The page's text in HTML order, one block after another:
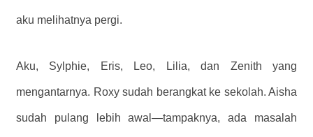
aku melihatnya pergi.
Aku, Sylphie, Eris, Leo, Lilia, dan Zenith yang
mengantarnya. Roxy sudah berangkat ke sekolah. Aisha
sudah pulang lebih awal—tampaknya, ada masalah